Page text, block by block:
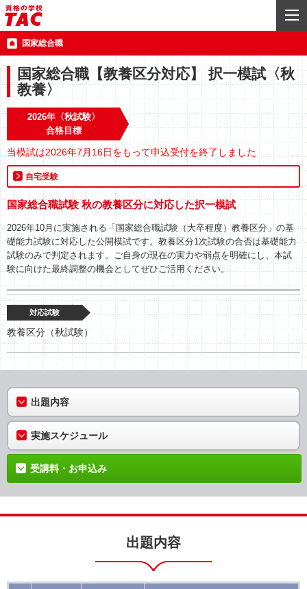
国家総合職
国家総合職【教養区分対応】 択一模試〈秋
教養〉
2026年〈秋試験〉
合格目標
当模試は2026年7月16日をもって申込受付を終了しました
自宅受験
国家総合職試験 秋の教養区分に対応した択一模試
2026年10月に実施される「国家総合職試験（大卒程度）教養区分」の基
礎能力試験に対応した公開模試です。教養区分1次試験の合否は基礎能力
試験のみで判定されます。ご自身の現在の実力や弱点を明確にし、本試
験に向けた最終調整の機会としてぜひご活用ください。
対応試験
教養区分（秋試験）
出題内容
実施スケジュール
受講料・お申込み
出題内容